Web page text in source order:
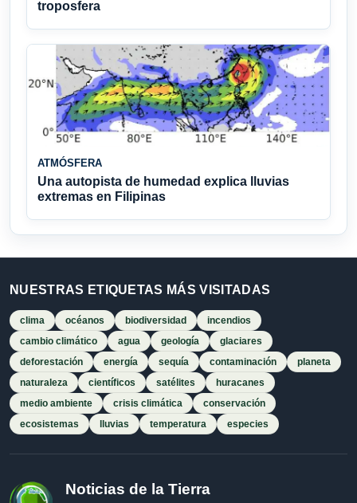
troposfera
ATMÓSFERA
Una autopista de humedad explica lluvias
extremas en Filipinas
NUESTRAS ETIQUETAS MÁS VISITADAS
clima océanos biodiversidad
incendios
cambio climático
agua geología
glaciares
deforestación
energía sequía contaminación
planeta
naturaleza
científicos satélites
huracanes
medio ambiente
crisis climática
conservación
ecosistemas
lluvias temperatura especies
Noticias de la Tierra